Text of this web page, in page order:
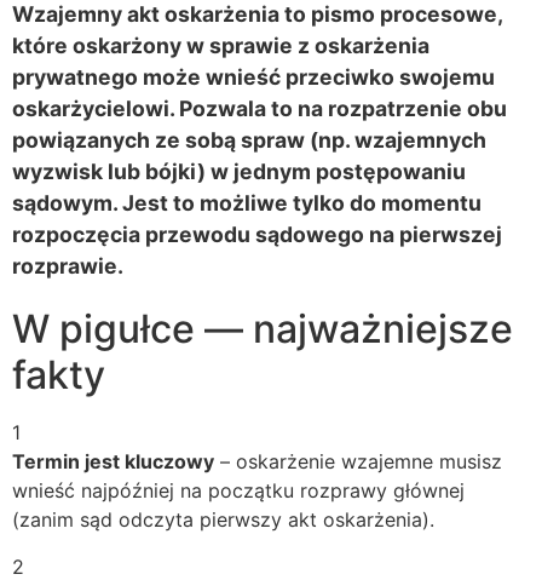
Wzajemny akt oskarżenia to pismo procesowe,
które oskarżony w sprawie z oskarżenia
prywatnego może wnieść przeciwko swojemu
oskarżycielowi. Pozwala to na rozpatrzenie obu
powiązanych ze sobą spraw (np. wzajemnych
wyzwisk lub bójki) w jednym postępowaniu
sądowym. Jest to możliwe tylko do momentu
rozpoczęcia przewodu sądowego na pierwszej
rozprawie.
W pigułce — najważniejsze
fakty
1
Termin jest kluczowy – oskarżenie wzajemne musisz
wnieść najpóźniej na początku rozprawy głównej
(zanim sąd odczyta pierwszy akt oskarżenia).
2